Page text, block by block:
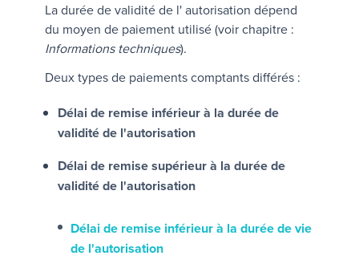
La durée de validité de l' autorisation dépend
du moyen de paiement utilisé (voir chapitre :
Informations techniques).
Deux types de paiements comptants différés :
Délai de remise inférieur à la durée de
validité de l'autorisation
Délai de remise supérieur à la durée de
validité de l'autorisation
Délai de remise inférieur à la durée de vie
de l'autorisation